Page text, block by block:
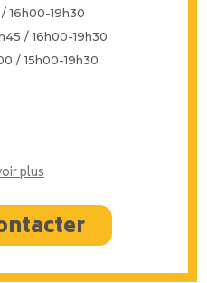
16h00-19h30
/ 16h00-19h30
/ 15h00-19h30
plus